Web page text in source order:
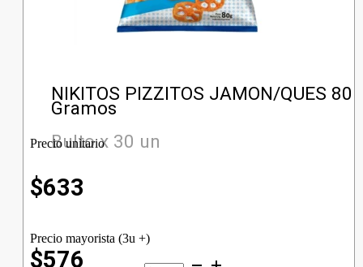
NIKITOS PIZZITOS JAMON/QUES 80
Gramos
Bulto x 30 un
Precio unitario
$633
Precio mayorista (3u +)
$576
NIKITOS